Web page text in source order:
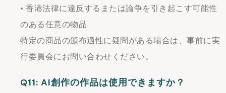
• 香港法律に違反するまたは論争を引き起こす可能性
のある任意の物品
特定の商品の頒布適性に疑問がある場合は、事前に実
行委員会にお問い合わせください。
Q11: AI創作の作品は使用できますか？